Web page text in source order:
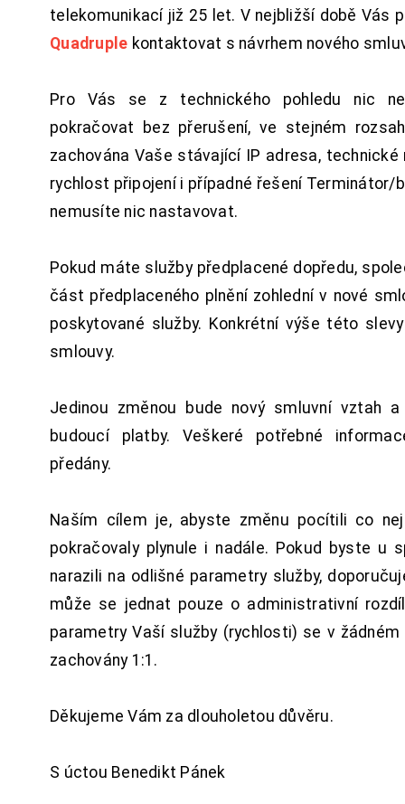
telekomunikací již 25 let. V nejbližší době Vás
Quadruple kontaktovat s návrhem nového
Pro Vás se z technického pohledu nic
pokračovat bez přerušení, ve stejném
zachována Vaše stávající IP adresa, technické
rychlost připojení i případné řešení Terminátor/
nemusíte nic nastavovat.
Pokud máte služby předplacené dopředu,
část předplaceného plnění zohlední v nové
poskytované služby. Konkrétní výše této
smlouvy.
Jedinou změnou bude nový smluvní vztah
budoucí platby. Veškeré potřebné
předány.
Naším cílem je, abyste změnu pocítili co
pokračovaly plynule i nadále. Pokud byste u
narazili na odlišné parametry služby,
může se jednat pouze o administrativní
parametry Vaší služby (rychlosti) se v
zachovány 1:1.
Děkujeme Vám za dlouholetou důvěru.
S úctou Benedikt Pánek